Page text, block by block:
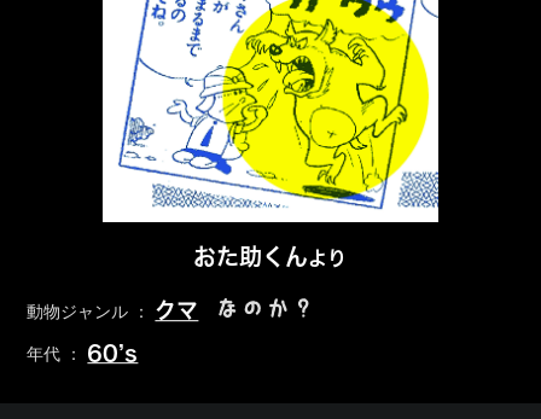
おた助くんより
動物ジャンル ： クマ なのか？
年代 ： 60’s